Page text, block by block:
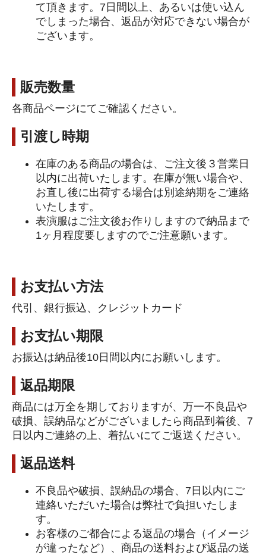
て頂きます。7日間以上、あるいは使い込ん
でしまった場合、返品が対応できない場合が
ございます。
販売数量
各商品ページにてご確認ください。
引渡し時期
在庫のある商品の場合は、ご注文後３営業日
以内に出荷いたします。在庫が無い場合や、
お直し後に出荷する場合は別途納期をご連絡
いたします。
表演服はご注文後お作りしますので納品まで
1ヶ月程度要しますのでご注意願います。
お支払い方法
代引、銀行振込、クレジットカード
お支払い期限
お振込は納品後10日間以内にお願いします。
返品期限
商品には万全を期しておりますが、万一不良品や
破損、誤納品などがございましたら商品到着後、7
日以内ご連絡の上、着払いにてご返送ください。
返品送料
不良品や破損、誤納品の場合、7日以内にご
連絡いただいた場合は弊社で負担いたしま
す。
お客様のご都合による返品の場合（イメージ
が違ったなど）、商品の送料および返品の送